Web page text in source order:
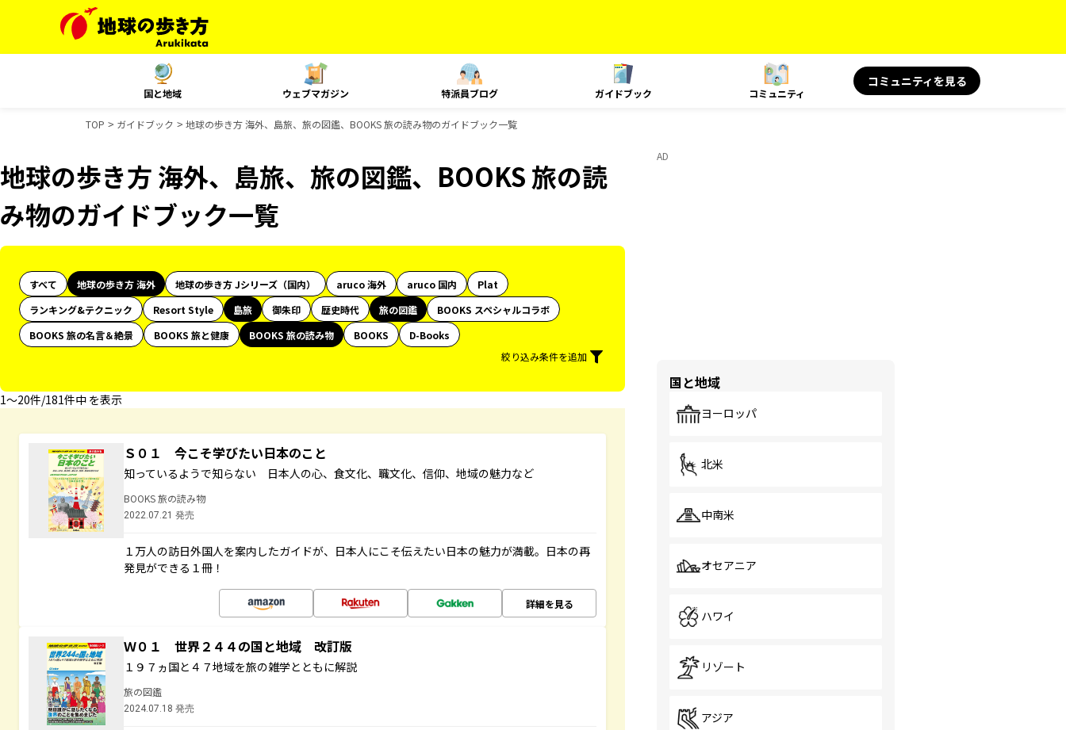
国と地域 ウェブマガジン 特派員ブログ ガイドブック コミュニティ
コミュニティを見る
TOP ガイドブック 地球の歩き方 海外、島旅、旅の図鑑、BOOKS 旅の読み物のガイドブック一覧
地球の歩き方 海外、島旅、旅の図鑑、BOOKS 旅の読
み物のガイドブック一覧
すべて 地球の歩き方 海外 地球の歩き方 Jシリーズ（国内） aruco 海外 aruco 国内
Plat
ランキング&テクニック
Resort Style 島旅 御朱印 歴史時代 旅の図鑑
BOOKS スペシャルコラボ
BOOKS 旅の名言＆絶景
BOOKS 旅と健康 BOOKS 旅の読み物 BOOKS
D-Books
絞り込み条件を追加
1〜20件/181件中 を表示
Ｓ０１ 今こそ学びたい日本のこと
知っているようで知らない 日本人の心、食文化、職文化、信仰、地域の魅力など
BOOKS 旅の読み物
2022.07.21 発売
１万人の訪日外国人を案内したガイドが、日本人にこそ伝えたい日本の魅力が満載。日本の再
発見ができる１冊！
詳細を見る
Ｗ０１ 世界２４４の国と地域 改訂版
１９７ヵ国と４７地域を旅の雑学とともに解説
旅の図鑑
2024.07.18 発売
AD
国と地域
ヨーロッパ
北米
中南米
オセアニア
ハワイ
リゾート
アジア